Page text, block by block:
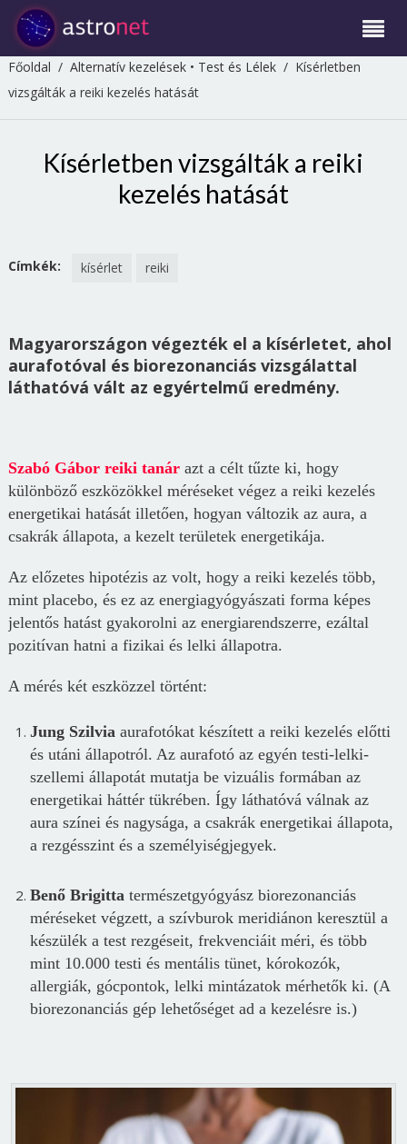
Főoldal / Alternatív kezelések• Test és Lélek/ Kísérletben
vizsgálták a reiki kezelés hatását
Kísérletben vizsgálták a reiki
kezelés hatását
Címkék: kísérlet reiki
Magyarországon végezték el a kísérletet, ahol
aurafotóval és biorezonanciás vizsgálattal
láthatóvá vált az egyértelmű eredmény.
Szabó Gábor reiki tanárazt a célt tűzte ki, hogy
különböző eszközökkel méréseket végez a reiki kezelés
energetikai hatását illetően, hogyan változik az aura, a
csakrák állapota, a kezelt területek energetikája.
Az előzetes hipotézis az volt, hogy a reiki kezelés több,
mint placebo, és ez az energiagyógyászati forma képes
jelentős hatást gyakorolni az energiarendszerre, ezáltal
pozitívan hatni a fizikai és lelki állapotra.
A mérés két eszközzel történt:
Jung Szilviaaurafotókat készített a reiki kezelés előtti
és utáni állapotról. Az aurafotó az egyén testi-lelki-
szellemi állapotát mutatja be vizuális formában az
energetikai háttér tükrében. Így láthatóvá válnak az
aura színei és nagysága, a csakrák energetikai állapota,
a rezgésszint és a személyiségjegyek.
Benő Brigittatermészetgyógyász biorezonanciás
méréseket végzett, a szívburok meridiánon keresztül a
készülék a test rezgéseit, frekvenciáit méri, és több
mint 10.000 testi és mentális tünet, kórokozók,
allergiák, gócpontok, lelki mintázatok mérhetők ki. (A
biorezonanciás gép lehetőséget ad a kezelésre is.)